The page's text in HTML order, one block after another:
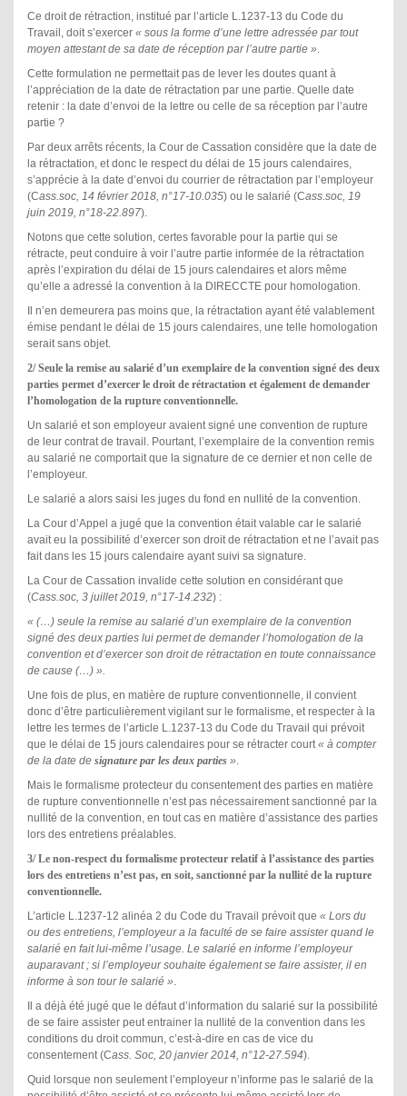
Ce droit de rétraction, institué par l’article L.1237-13 du Code du
Travail, doit s’exercer « sous la forme d’une lettre adressée par tout
moyen attestant de sa date de réception par l’autre partie ».
Cette formulation ne permettait pas de lever les doutes quant à
l’appréciation de la date de rétractation par une partie. Quelle date
retenir : la date d’envoi de la lettre ou celle de sa réception par l’autre
partie ?
Par deux arrêts récents, la Cour de Cassation considère que la date de
la rétractation, et donc le respect du délai de 15 jours calendaires,
s’apprécie à la date d’envoi du courrier de rétractation par l’employeur
(Cass.soc, 14 février 2018, n°17-10.035) ou le salarié (Cass.soc, 19
juin 2019, n°18-22.897).
Notons que cette solution, certes favorable pour la partie qui se
rétracte, peut conduire à voir l’autre partie informée de la rétractation
après l’expiration du délai de 15 jours calendaires et alors même
qu’elle a adressé la convention à la DIRECCTE pour homologation.
Il n’en demeurera pas moins que, la rétractation ayant été valablement
émise pendant le délai de 15 jours calendaires, une telle homologation
serait sans objet.
2/ Seule la remise au salarié d’un exemplaire de la convention signé des deux
parties permet d’exercer le droit de rétractation et également de demander
l’homologation de la rupture conventionnelle.
Un salarié et son employeur avaient signé une convention de rupture
de leur contrat de travail. Pourtant, l’exemplaire de la convention remis
au salarié ne comportait que la signature de ce dernier et non celle de
l’employeur.
Le salarié a alors saisi les juges du fond en nullité de la convention.
La Cour d’Appel a jugé que la convention était valable car le salarié
avait eu la possibilité d’exercer son droit de rétractation et ne l’avait pas
fait dans les 15 jours calendaire ayant suivi sa signature.
La Cour de Cassation invalide cette solution en considérant que
(Cass.soc, 3 juillet 2019, n°17-14.232) :
« (…) seule la remise au salarié d’un exemplaire de la convention
signé des deux parties lui permet de demander l’homologation de la
convention et d’exercer son droit de rétractation en toute connaissance
de cause (…) ».
Une fois de plus, en matière de rupture conventionnelle, il convient
donc d’être particulièrement vigilant sur le formalisme, et respecter à la
lettre les termes de l’article L.1237-13 du Code du Travail qui prévoit
que le délai de 15 jours calendaires pour se rétracter court« à compter
de la date de signature par les deux parties ».
Mais le formalisme protecteur du consentement des parties en matière
de rupture conventionnelle n’est pas nécessairement sanctionné par la
nullité de la convention, en tout cas en matière d’assistance des parties
lors des entretiens préalables.
3/ Le non-respect du formalisme protecteur relatif à l’assistance des parties
lors des entretiens n’est pas, en soit, sanctionné par la nullité de la rupture
conventionnelle.
L’article L.1237-12 alinéa 2 du Code du Travail prévoit que « Lors du
ou des entretiens, l’employeur a la faculté de se faire assister quand le
salarié en fait lui-même l’usage. Le salarié en informe l’employeur
auparavant ; si l’employeur souhaite également se faire assister, il en
informe à son tour le salarié ».
Il a déjà été jugé que le défaut d’information du salarié sur la possibilité
de se faire assister peut entrainer la nullité de la convention dans les
conditions du droit commun, c’est-à-dire en cas de vice du
consentement (Cass. Soc, 20 janvier 2014, n°12-27.594).
Quid lorsque non seulement l’employeur n’informe pas le salarié de la